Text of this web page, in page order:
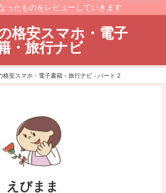
ったものをレビューしていきます
格安スマホ・電子
・旅行ナビ
格安スマホ・電子書籍・旅行ナビ - パート 2
えびまま